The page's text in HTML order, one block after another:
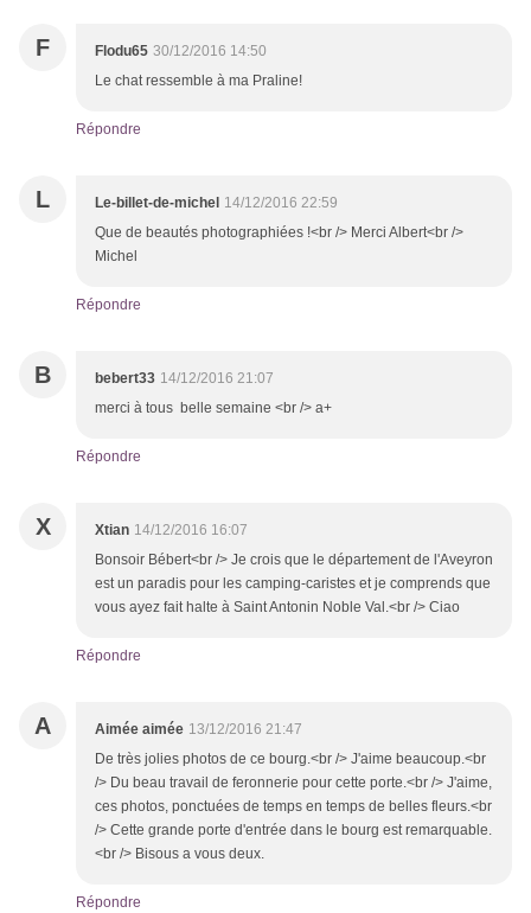
F Flodu65 30/12/2016 14:50
Le chat ressemble à ma Praline!
Répondre
L Le-billet-de-michel 14/12/2016 22:59
Que de beautés photographiées !<br /> Merci Albert<br />
Michel
Répondre
B bebert33 14/12/2016 21:07
merci à tous belle semaine <br /> a+
Répondre
X Xtian 14/12/2016 16:07
Bonsoir Bébert<br /> Je crois que le département de l'Aveyron
est un paradis pour les camping-caristes et je comprends que
vous ayez fait halte à Saint Antonin Noble Val.<br /> Ciao
Répondre
A Aimée aimée 13/12/2016 21:47
De très jolies photos de ce bourg.<br /> J'aime beaucoup.<br
/> Du beau travail de feronnerie pour cette porte.<br /> J'aime,
ces photos, ponctuées de temps en temps de belles fleurs.<br
/> Cette grande porte d'entrée dans le bourg est remarquable.
<br /> Bisous a vous deux.
Répondre